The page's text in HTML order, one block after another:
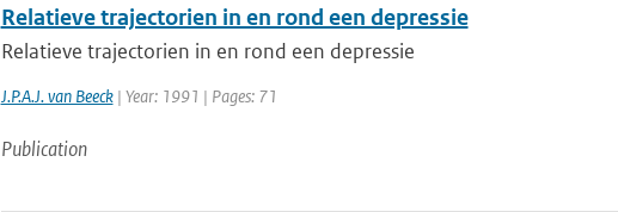
Relatieve trajectorien in en rond een depressie
Relatieve trajectorien in en rond een depressie
J.P.A.J. van Beeck| Year: 1991 | Pages: 71
Publication